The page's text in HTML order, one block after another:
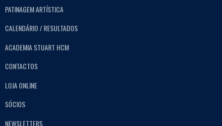
PATINAGEM ARTÍSTICA
CALENDÁRIO / RESULTADOS
ACADEMIA STUART HCM
CONTACTOS
LOJA ONLINE
SÓCIOS
NEWSLETTERS